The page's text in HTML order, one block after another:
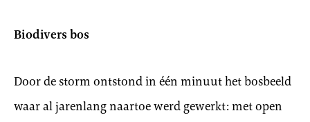
Biodivers bos
Door de storm ontstond in één minuut het bosbeeld
waar al jarenlang naartoe werd gewerkt: met open